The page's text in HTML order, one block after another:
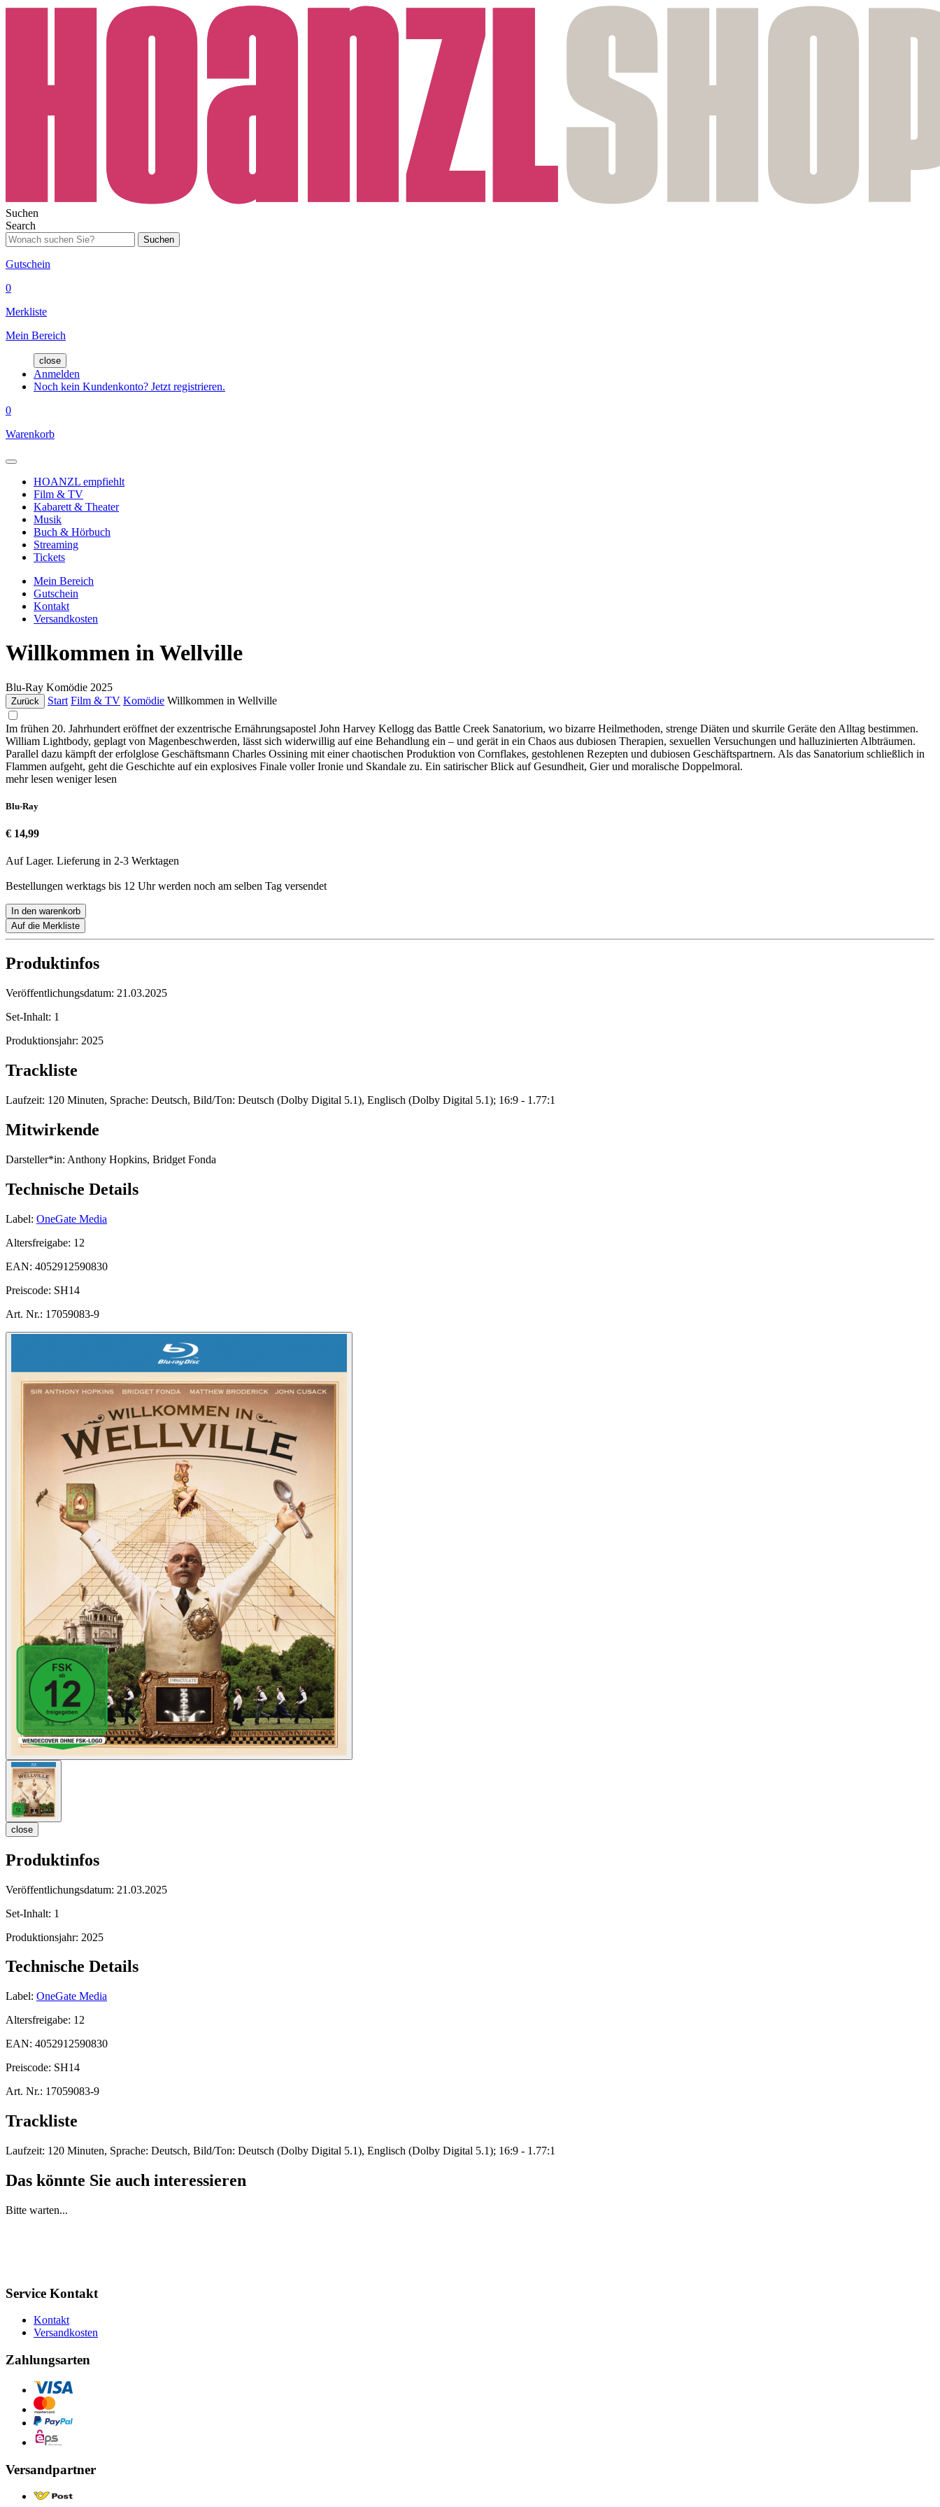
Suchen
Search
Suchen
Gutschein
0
Merkliste
Mein Bereich
close
Anmelden
Noch kein Kundenkonto? Jetzt registrieren.
0
Warenkorb
HOANZL empfiehlt
Film & TV
Kabarett & Theater
Musik
Buch & Hörbuch
Streaming
Tickets
Mein Bereich
Gutschein
Kontakt
Versandkosten
Willkommen in Wellville
Blu-Ray Komödie 2025
Zurück Start Film & TV Komödie Willkommen in Wellville
Im frühen 20. Jahrhundert eröffnet der exzentrische Ernährungsapostel John Harvey Kellogg das Battle Creek Sanatorium, wo bizarre Heilmethoden, strenge Diäten und skurrile Geräte den Alltag bestimmen.
William Lightbody, geplagt von Magenbeschwerden, lässt sich widerwillig auf eine Behandlung ein – und gerät in ein Chaos aus dubiosen Therapien, sexuellen Versuchungen und halluzinierten Albträumen.
Parallel dazu kämpft der erfolglose Geschäftsmann Charles Ossining mit einer chaotischen Produktion von Cornflakes, gestohlenen Rezepten und dubiosen Geschäftspartnern. Als das Sanatorium schließlich in
Flammen aufgeht, geht die Geschichte auf ein explosives Finale voller Ironie und Skandale zu. Ein satirischer Blick auf Gesundheit, Gier und moralische Doppelmoral.
mehr lesen weniger lesen
Blu-Ray
€ 14,99
Auf Lager. Lieferung in 2-3 Werktagen
Bestellungen werktags bis 12 Uhr werden noch am selben Tag versendet
In den warenkorb
Auf die Merkliste
Produktinfos
Veröffentlichungsdatum: 21.03.2025
Set-Inhalt: 1
Produktionsjahr: 2025
Trackliste
Laufzeit: 120 Minuten, Sprache: Deutsch, Bild/Ton: Deutsch (Dolby Digital 5.1), Englisch (Dolby Digital 5.1); 16:9 - 1.77:1
Mitwirkende
Darsteller*in: Anthony Hopkins, Bridget Fonda
Technische Details
Label: OneGate Media
Altersfreigabe: 12
EAN: 4052912590830
Preiscode: SH14
Art. Nr.: 17059083-9
close
Produktinfos
Veröffentlichungsdatum: 21.03.2025
Set-Inhalt: 1
Produktionsjahr: 2025
Technische Details
Label: OneGate Media
Altersfreigabe: 12
EAN: 4052912590830
Preiscode: SH14
Art. Nr.: 17059083-9
Trackliste
Laufzeit: 120 Minuten, Sprache: Deutsch, Bild/Ton: Deutsch (Dolby Digital 5.1), Englisch (Dolby Digital 5.1); 16:9 - 1.77:1
Das könnte Sie auch interessieren
Bitte warten...
Service Kontakt
Kontakt
Versandkosten
Zahlungsarten
Versandpartner